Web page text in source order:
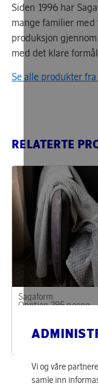
Siden 1996 har
mange familier
produksjon
med det klare
Se alle produkter
RELATERTE
Sagaform
Opptjen 295 poeng
9 500 poeng
Vi og våre
samle inn